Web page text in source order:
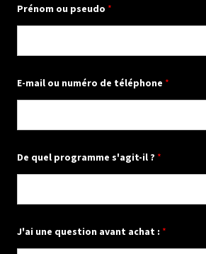
Prénom ou pseudo *
E-mail ou numéro de téléphone *
De quel programme s'agit-il ? *
u
J'ai une question avant achat : *